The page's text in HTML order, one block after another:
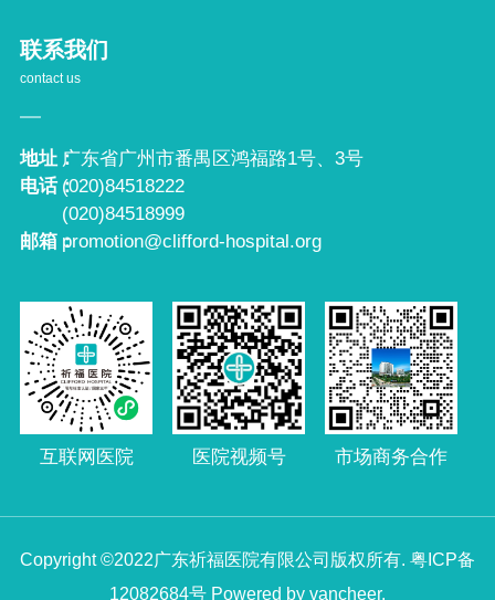
联系我们
contact us
地址：广东省广州市番禺区鸿福路1号、3号
电话：(020)84518222
(020)84518999
邮箱：promotion@clifford-hospital.org
互联网医院 医院视频号 市场商务合作
Copyright ©2022广东祈福医院有限公司版权所有. 粤ICP备
12082684号 Powered by vancheer.